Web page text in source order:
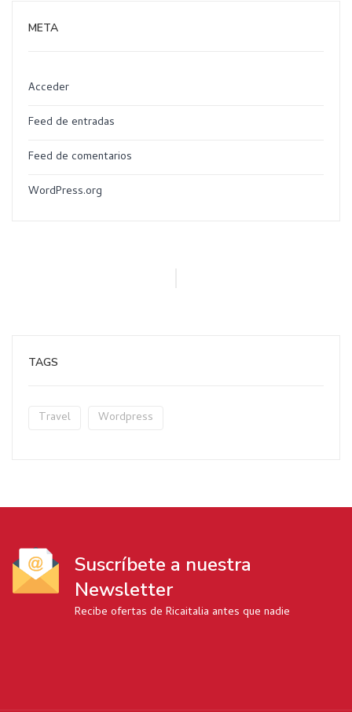
META
Acceder
Feed de entradas
Feed de comentarios
WordPress.org
TAGS
Travel Wordpress
Suscríbete a nuestra
Newsletter
Recibe ofertas de Ricaitalia antes que nadie